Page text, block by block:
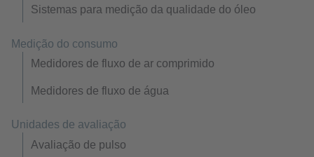
Sistemas para medição da qualidade do óleo
Medição do consumo
Medidores de fluxo de ar comprimido
Medidores de fluxo de água
Unidades de avaliação
Avaliação de pulso